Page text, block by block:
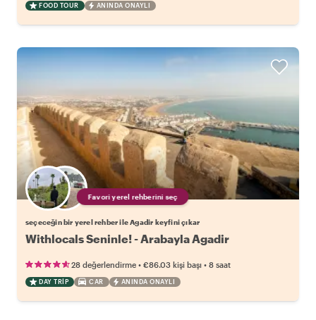
FOOD TOUR ANINDA ONAYLI
Favori yerel rehberini seç
seçeceğin bir yerel rehber ile Agadir keyfini çıkar
Withlocals Seninle! - Arabayla Agadir
28 değerlendirme • €86.03 kişi başı • 8 saat
DAY TRIP CAR ANINDA ONAYLI